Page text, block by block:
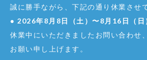
Uncategorized
© Copyright - Dirigent GINZA JUJIYA
株式会社銀座十字屋 - 東京都公安委員会
誠に勝手ながら、下記の通り休業させ
● 2026年8月8日（土）〜8月16日（日
休業中にいただきましたお問い合わせ
お願い申し上げます。